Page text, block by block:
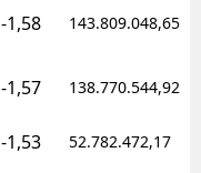
-1,58 143.809.048,65
-1,57 138.770.544,92
-1,53 52.782.472,17